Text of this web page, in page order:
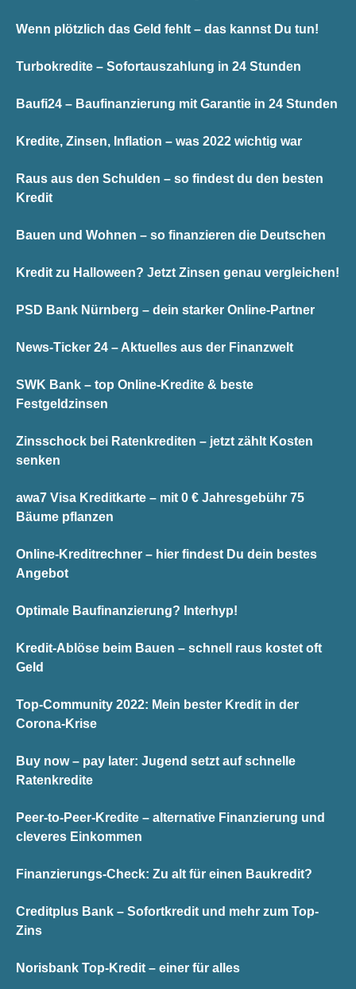
Wenn plötzlich das Geld fehlt – das kannst Du tun!
Turbokredite – Sofortauszahlung in 24 Stunden
Baufi24 – Baufinanzierung mit Garantie in 24 Stunden
Kredite, Zinsen, Inflation – was 2022 wichtig war
Raus aus den Schulden – so findest du den besten
Kredit
Bauen und Wohnen – so finanzieren die Deutschen
Kredit zu Halloween? Jetzt Zinsen genau vergleichen!
PSD Bank Nürnberg – dein starker Online-Partner
News-Ticker 24 – Aktuelles aus der Finanzwelt
SWK Bank – top Online-Kredite & beste
Festgeldzinsen
Zinsschock bei Ratenkrediten – jetzt zählt Kosten
senken
awa7 Visa Kreditkarte – mit 0 € Jahresgebühr 75
Bäume pflanzen
Online-Kreditrechner – hier findest Du dein bestes
Angebot
Optimale Baufinanzierung? Interhyp!
Kredit-Ablöse beim Bauen – schnell raus kostet oft
Geld
Top-Community 2022: Mein bester Kredit in der
Corona-Krise
Buy now – pay later: Jugend setzt auf schnelle
Ratenkredite
Peer-to-Peer-Kredite – alternative Finanzierung und
cleveres Einkommen
Finanzierungs-Check: Zu alt für einen Baukredit?
Creditplus Bank – Sofortkredit und mehr zum Top-
Zins
Norisbank Top-Kredit – einer für alles